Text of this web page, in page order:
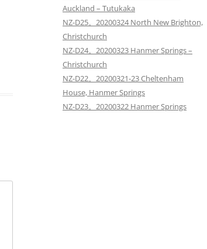
Auckland – Tutukaka
NZ-D25。20200324 North New Brighton,
Christchurch
NZ-D24。20200323 Hanmer Springs –
Christchurch
NZ-D22。20200321-23 Cheltenham
House, Hanmer Springs
NZ-D23。20200322 Hanmer Springs